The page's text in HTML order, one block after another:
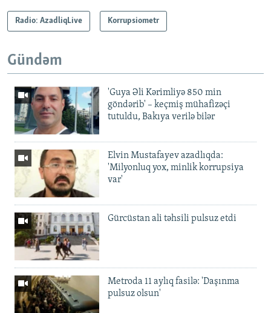
Radio: AzadliqLive Korrupsiometr
Gündəm
'Guya Əli Kərimliyə 850 min
göndərib' – keçmiş mühafizəçi
tutuldu, Bakıya verilə bilər
Elvin Mustafayev azadlıqda:
'Milyonluq yox, minlik korrupsiya
var'
Gürcüstan ali təhsili pulsuz etdi
Metroda 11 aylıq fasilə: 'Daşınma
pulsuz olsun'